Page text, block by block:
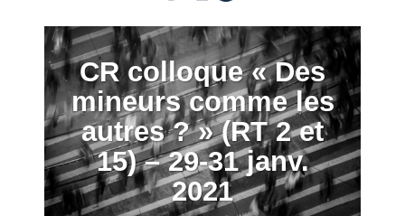
CR colloque « Des
mineurs comme les
autres ? » (RT 2 et
15) – 29-31 janv.
2021